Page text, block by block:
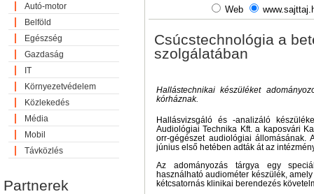
Autó-motor
Belföld
Egészség
Gazdaság
IT
Környezetvédelem
Közlekedés
Média
Mobil
Távközlés
Partnerek
Web
Csúcstechnológia a
szolgálatában
Hallástechnikai készüléket
kórháznak.
Hallásvizsgáló és -analizáló
Audiológiai Technika Kft. a kaposvári
orr-gégészet audiológiai állomásának.
június első hetében adták át az
Az adományozás tárgya egy
használható audiométer készülék,
kétcsatornás klinikai berendezés